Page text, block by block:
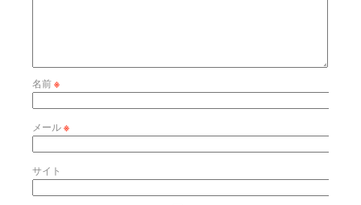
名前※
メール※
サイト